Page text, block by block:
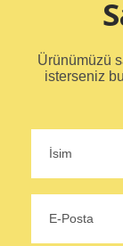
Ürünümüzü
isterseniz